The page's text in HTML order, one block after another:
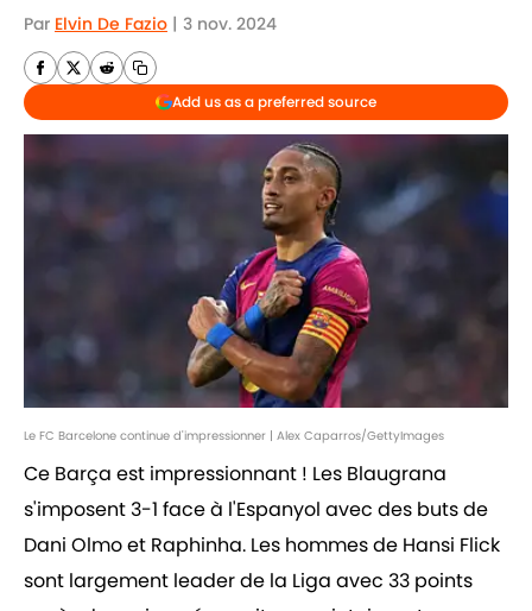
Par Elvin De Fazio | 3 nov. 2024
Add us as a preferred source
Le FC Barcelone continue d'impressionner | Alex Caparros/GettyImages
Ce Barça est impressionnant ! Les Blaugrana
s'imposent 3-1 face à l'Espanyol avec des buts de
Dani Olmo et Raphinha. Les hommes de Hansi Flick
sont largement leader de la Liga avec 33 points